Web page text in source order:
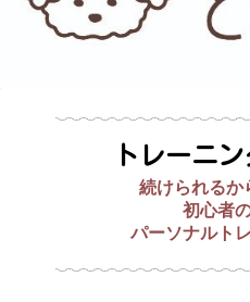
トレーニ
続けられるか
初心者
パーソナルト